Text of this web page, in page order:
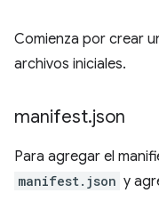
Comienza por crear
archivos iniciales.
manifest.json
Para agregar el
manifest.json y